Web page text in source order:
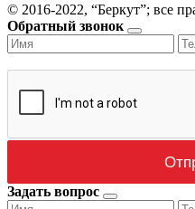
© 2016-2022, “Беркут”; все
Обратный звонок
Задать вопрос